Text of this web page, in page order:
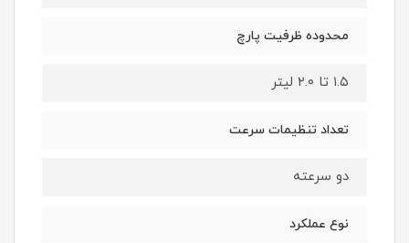
محدوده ظرفیت پارچ
۱.۵ تا ۲.۰ لیتر
تعداد تنظیمات سرعت
دو سرعته
نوع عملکرد